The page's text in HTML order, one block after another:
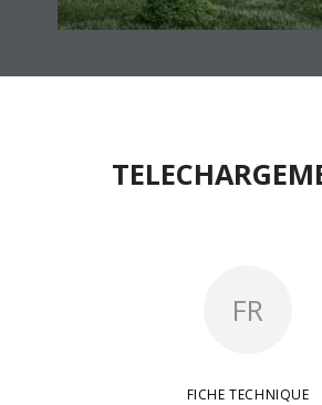
FR
FICHE TECHNIQUE